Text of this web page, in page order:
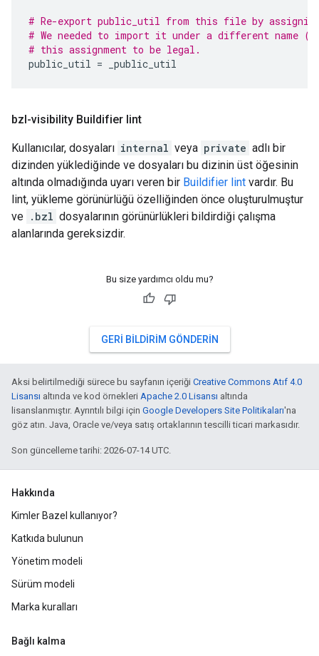
# Re-export public_util from this file by
# We needed to import it under a different
# this assignment to be legal.
public_util = _public_util
bzl-visibility Buildifier lint
Kullanıcılar, dosyaları internal veya private adlı bir
dizinden yüklediğinde ve dosyaları bu dizinin üst öğesinin
altında olmadığında uyarı veren bir Buildifier lint vardır. Bu
lint, yükleme görünürlüğü özelliğinden önce oluşturulmuştur
ve .bzl dosyalarının görünürlükleri bildirdiği çalışma
alanlarında gereksizdir.
Bu size yardımcı oldu mu?
GERI BILDIRIM GÖNDERIN
Aksi belirtilmediği sürece bu sayfanın içeriği Creative Commons Atıf 4.0
Lisansı altında ve kod örnekleri Apache 2.0 Lisansı altında
lisanslanmıştır. Ayrıntılı bilgi için Google Developers Site Politikaları'na
göz atın. Java, Oracle ve/veya satış ortaklarının tescilli ticari markasıdır.
Son güncelleme tarihi: 2026-07-14 UTC.
Hakkında
Kimler Bazel kullanıyor?
Katkıda bulunun
Yönetim modeli
Sürüm modeli
Marka kuralları
Bağlı kalma